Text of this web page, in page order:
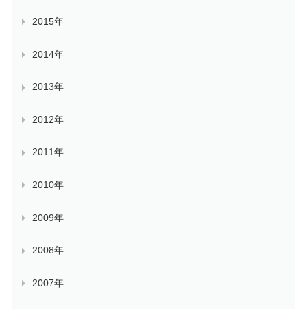
2015年
2014年
2013年
2012年
2011年
2010年
2009年
2008年
2007年